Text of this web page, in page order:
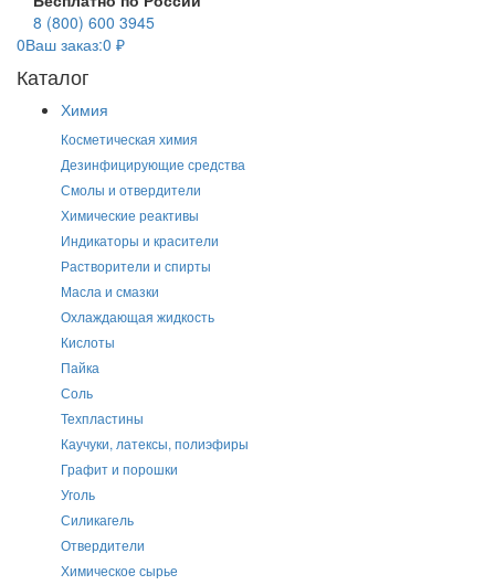
8 (800) 600 3945
0Ваш заказ:0 ₽
Каталог
Химия
Косметическая химия
Дезинфицирующие средства
Смолы и отвердители
Химические реактивы
Индикаторы и красители
Растворители и спирты
Масла и смазки
Охлаждающая жидкость
Кислоты
Пайка
Соль
Техпластины
Каучуки, латексы, полиэфиры
Графит и порошки
Уголь
Силикагель
Отвердители
Химическое сырье